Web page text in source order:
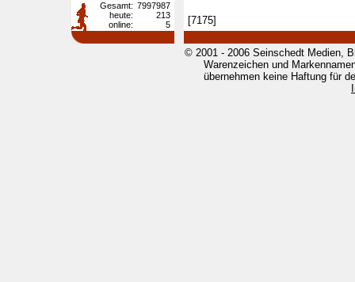
[7175]
Gesamt: 7997987
heute:
213
online:
5
© 2001 - 2006 Seinschedt Medien,
Warenzeichen und
übernehmen keine Haftung für